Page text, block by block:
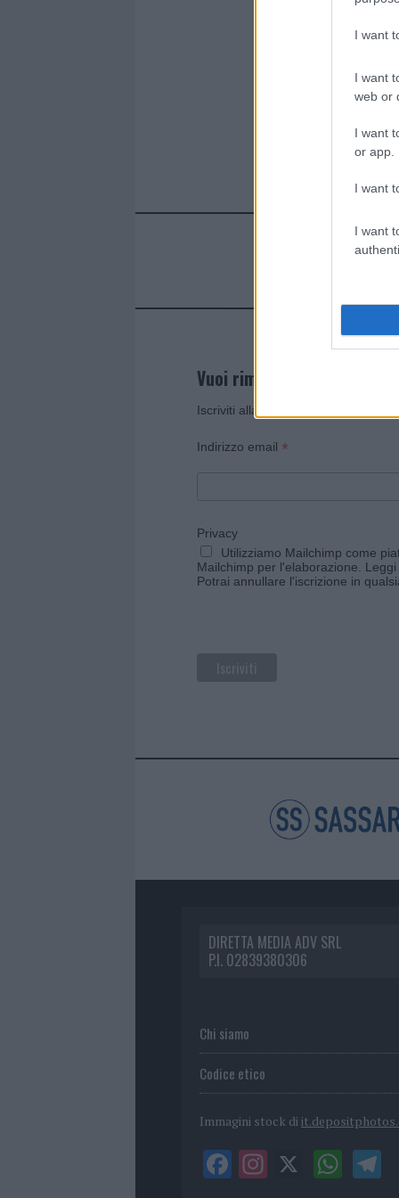
I want
I want
web or
I want
or app.
I want
I want
Vuoi rimanere sempre
Iscriviti alla newsletter di Gallura
Indirizzo email *
Privacy
Utilizziamo Mailchimp come
Mailchimp per l'elaborazione.
Potrai annullare l'iscrizione in
DIRETTA MEDIA ADV SRL
P.I. 02839380306
Chi siamo
Codice etico
Immagini stock di